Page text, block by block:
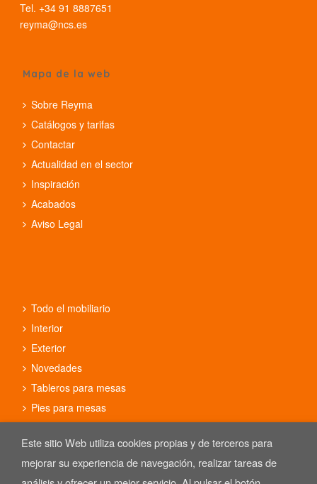
Tel. +34 91 8887651
reyma@ncs.es
Mapa de la web
Sobre Reyma
Catálogos y tarifas
Contactar
Actualidad en el sector
Inspiración
Acabados
Aviso Legal
Todo el mobiliario
Interior
Exterior
Novedades
Tableros para mesas
Pies para mesas
Este sitio Web utiliza cookies propias y de terceros para
mejorar su experiencia de navegación, realizar tareas de